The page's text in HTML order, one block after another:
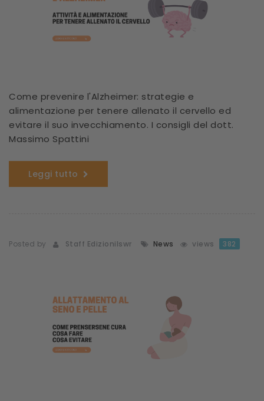
Come prevenire l'Alzheimer: strategie e
alimentazione per tenere allenato il cervello ed
evitare il suo invecchiamento. I consigli del dott.
Massimo Spattini
Leggi tutto
Posted by Staff Edizionilswr News views 382